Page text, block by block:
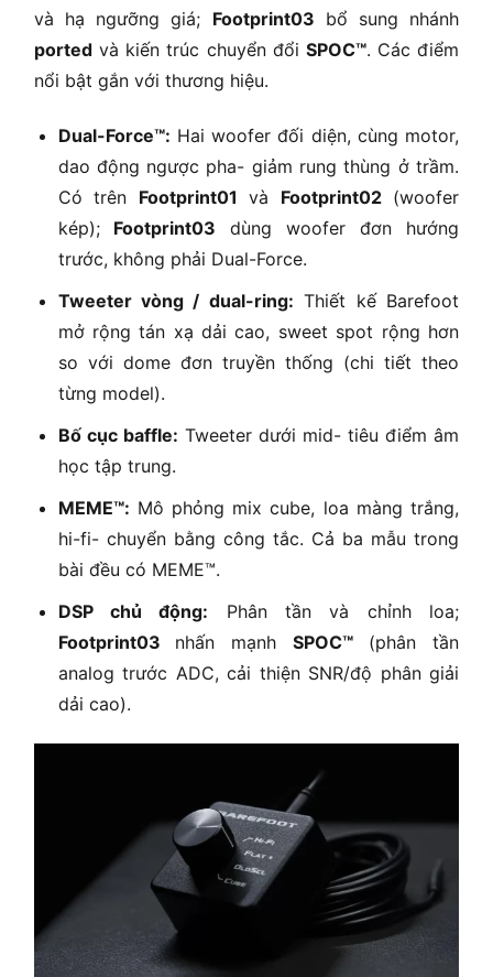
và hạ ngưỡng giá; Footprint03 bổ sung nhánh
ported và kiến trúc chuyển đổi SPOC™. Các điểm
nổi bật gắn với thương hiệu.
Dual-Force™: Hai woofer đối diện, cùng motor,
dao động ngược pha- giảm rung thùng ở trầm.
Có trên Footprint01 và Footprint02(woofer
kép); Footprint03 dùng woofer đơn hướng
trước, không phải Dual-Force.
Tweeter vòng / dual-ring: Thiết kế Barefoot
mở rộng tán xạ dải cao, sweet spot rộng hơn
so với dome đơn truyền thống (chi tiết theo
từng model).
Bố cục baffle: Tweeter dưới mid- tiêu điểm âm
học tập trung.
MEME™: Mô phỏng mix cube, loa màng trắng,
hi-fi- chuyển bằng công tắc. Cả ba mẫu trong
bài đều có MEME™.
DSP chủ động: Phân tần và chỉnh loa;
Footprint03 nhấn mạnh SPOC™(phân tần
analog trước ADC, cải thiện SNR/độ phân giải
dải cao).